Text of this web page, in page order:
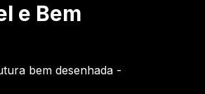
e Bem
bem desenhada -